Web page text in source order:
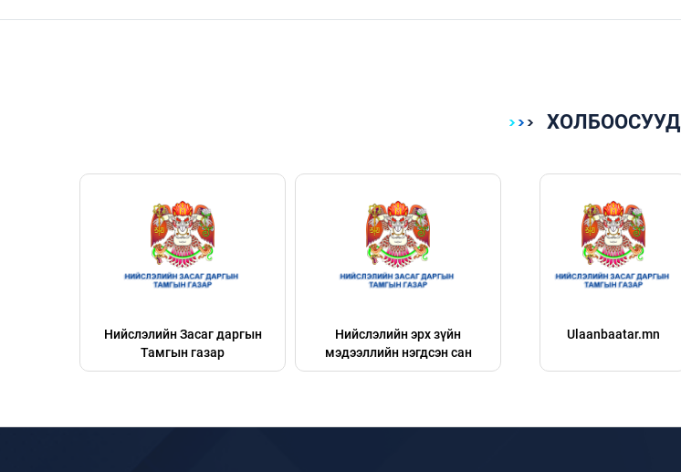
ХОЛБООСУУД
Нийслэлийн Засаг даргын
Тамгын газар
Нийслэлийн эрх зүйн
мэдээллийн нэгдсэн сан
Ulaanbaatar.mn